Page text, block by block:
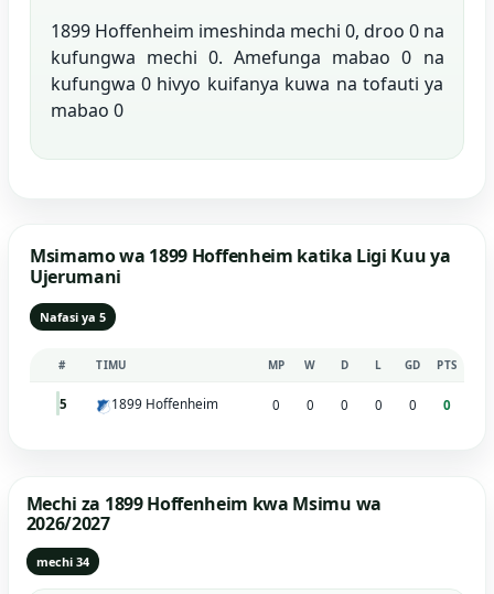
1899 Hoffenheim imeshinda mechi 0, droo 0 na
kufungwa mechi 0. Amefunga mabao 0 na
kufungwa 0 hivyo kuifanya kuwa na tofauti ya
mabao 0
Msimamo wa 1899 Hoffenheim katika Ligi Kuu ya
Ujerumani
Nafasi ya 5
# TIMU MP W D L GD PTS
5 1899 Hoffenheim 0 0 0 0 0 0
Mechi za 1899 Hoffenheim kwa Msimu wa
2026/2027
mechi 34